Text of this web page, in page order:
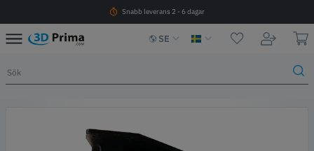
Snabb leverans 2 - 6 dagar
SE